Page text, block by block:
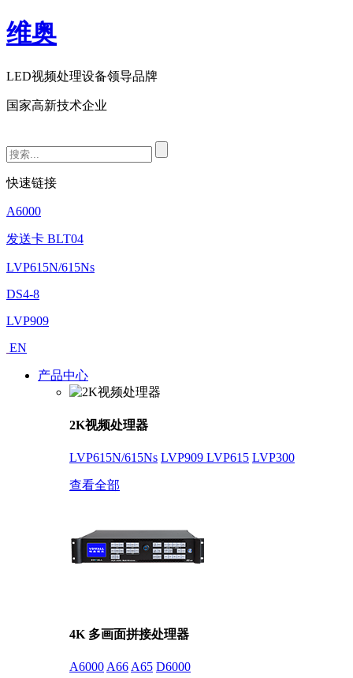
维奥
LED视频处理设备领导品牌
国家高新技术企业
快速链接
A6000
发送卡 BLT04
LVP615N/615Ns
DS4-8
LVP909
EN
产品中心
2K视频处理器
LVP615N/615Ns LVP909 LVP615 LVP300
查看全部
4K 多画面拼接处理器
A6000 A66 A65 D6000